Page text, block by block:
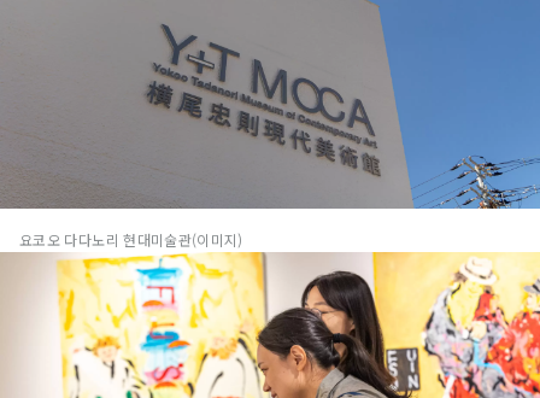
요코오 다다노리 현대미술관(이미지)